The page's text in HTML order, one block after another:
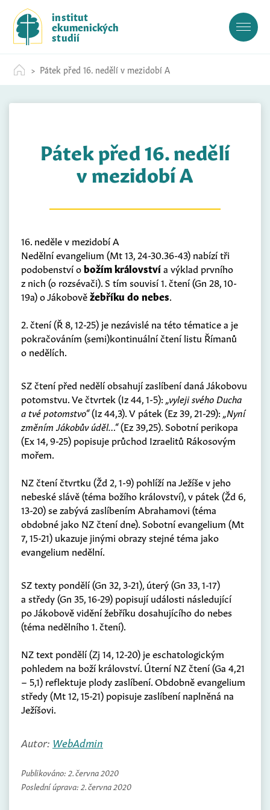
c
institut
ekumenických
studií
Pátek před 16. nedělí v mezidobí A
Pátek před 16. nedělí
v mezidobí A
16. neděle v mezidobí A
Nedělní evangelium (Mt 13, 24-30.36-43) nabízí tři
podobenství obožím královstvía výklad prvního
z nich (o rozsévači). S tím souvisí 1. čtení (Gn 28, 10-
19a) o Jákobověžebříku do nebes.
2. čtení (Ř 8, 12-25) je nezávislé na této tématice a je
pokračováním (semi)kontinuální čtení listu Římanů
o nedělích.
SZ čtení před nedělí obsahují zaslíbení daná Jákobovu
potomstvu. Ve čtvrtek (Iz 44, 1-5): „vyleji svého Ducha
a tvé potomstvo“(Iz 44,3). V pátek (Ez 39, 21-29): „Nyní
změním Jákobův úděl…“(Ez 39,25). Sobotní perikopa
(Ex 14, 9-25) popisuje průchod Izraelitů Rákosovým
mořem.
NZ čtení čtvrtku (Žd 2, 1-9) pohlíží na Ježíše v jeho
nebeské slávě (téma božího království), v pátek (Žd 6,
13-20) se zabývá zaslíbením Abrahamovi (téma
obdobné jako NZ čtení dne). Sobotní evangelium (Mt
7, 15-21) ukazuje jinými obrazy stejné téma jako
evangelium nedělní.
SZ texty pondělí (Gn 32, 3-21), úterý (Gn 33, 1-17)
a středy (Gn 35, 16-29) popisují události následující
po Jákobově vidění žebříku dosahujícího do nebes
(téma nedělního 1. čtení).
NZ text pondělí (Zj 14, 12-20) je eschatologickým
pohledem na boží království. Úterní NZ čtení (Ga 4,21
– 5,1) reflektuje plody zaslíbení. Obdobně evangelium
středy (Mt 12, 15-21) popisuje zaslíbení naplněná na
Ježíšovi.
Autor: WebAdmin
Publikováno: 2. června 2020
Poslední úprava: 2. června 2020